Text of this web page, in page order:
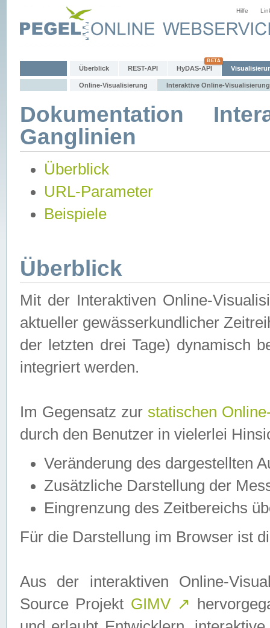
Hilfe
Überblick REST-API HyDAS-API
Online-Visualisierung Interaktive Online-Visualisierung
Dokumentation
Ganglinien
Überblick
URL-Parameter
Beispiele
Überblick
Mit der Interaktiven Online-
aktueller gewässerkundlicher
der letzten drei Tage) dynamisch
integriert werden.
Im Gegensatz zur statischen
durch den Benutzer in vielerlei
Veränderung des dargestellten
Zusätzliche Darstellung der
Eingrenzung des Zeitbereichs
Für die Darstellung im Browser ist
Aus der interaktiven Online-
Source Projekt GIMV ↗